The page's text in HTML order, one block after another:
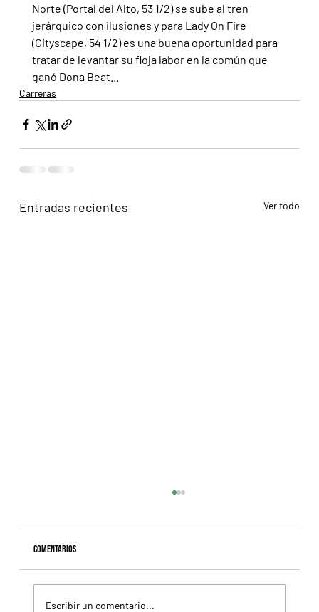
Norte (Portal del Alto, 53 1/2) se sube al tren
jerárquico con ilusiones y para Lady On Fire
(Cityscape, 54 1/2) es una buena oportunidad para
tratar de levantar su floja labor en la común que
ganó Dona Beat...
Carreras
Entradas recientes Ver todo
Comentarios
Escribir un comentario...